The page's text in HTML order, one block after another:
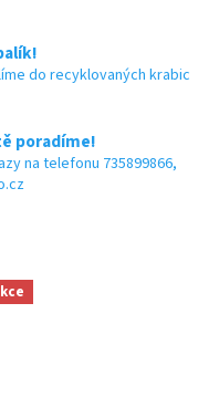
do recyklovaných krabic
poradíme!
na telefonu 735899866,